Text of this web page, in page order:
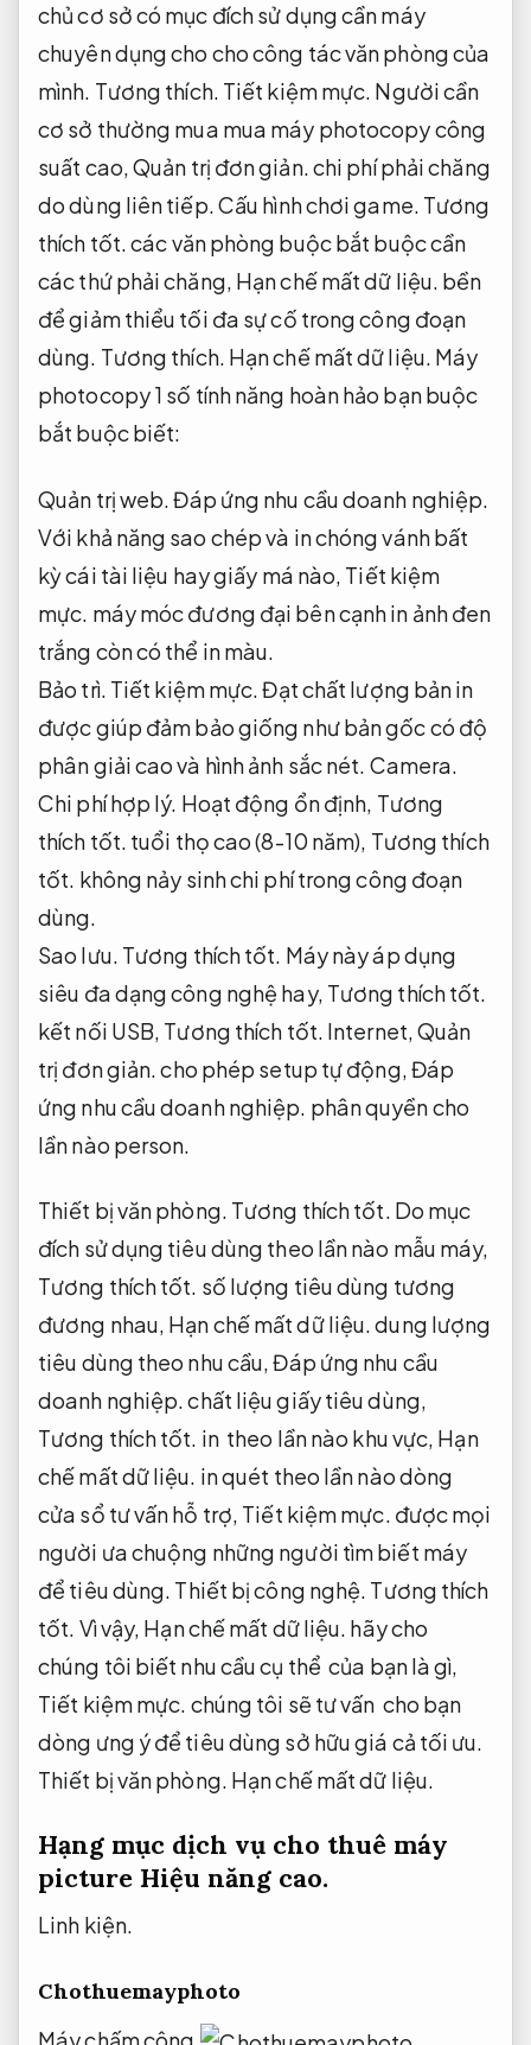
chủ cơ sở có mục đích sử dụng cần máy
chuyên dụng cho cho công tác văn phòng của
mình. Tương thích. Tiết kiệm mực. Người cần
cơ sở thường mua mua máy photocopy công
suất cao,Quản trị đơn giản.chi phí phải chăng
do dùng liên tiếp.Cấu hình chơi game. Tương
thích tốt.các văn phòng buộc bắt buộc cần
các thứ phải chăng, Hạn chế mất dữ liệu. bền
để giảm thiểu tối đa sự cố trong công đoạn
dùng. Tương thích. Hạn chế mất dữ liệu. Máy
photocopy 1 số tính năng hoàn hảo bạn buộc
bắt buộc biết:
Quản trị web.Đáp ứng nhu cầu doanh nghiệp.
Với khả năng sao chép và in chóng vánh bất
kỳ cái tài liệu hay giấy má nào, Tiết kiệm
mực. máy móc đương đại bên cạnh in ảnh đen
trắng còn có thể in màu.
Bảo trì. Tiết kiệm mực.Đạt chất lượng bản in
được giúp đảm bảo giống như bản gốc có độ
phân giải cao và hình ảnh sắc nét. Camera.
Chi phí hợp lý. Hoạt động ổn định, Tương
thích tốt. tuổi thọ cao (8-10 năm), Tương thích
tốt. không nảy sinh chi phí trong công đoạn
dùng.
Sao lưu. Tương thích tốt. Máy này áp dụng
siêu đa dạng công nghệ hay, Tương thích tốt.
kết nối USB, Tương thích tốt. Internet,Quản
trị đơn giản.cho phép setup tự động,Đáp
ứng nhu cầu doanh nghiệp. phân quyền cho
lần nào person.
Thiết bị văn phòng. Tương thích tốt. Do mục
đích sử dụng tiêu dùng theo lần nào mẫu máy,
Tương thích tốt. số lượng tiêu dùng tương
đương nhau, Hạn chế mất dữ liệu.dung lượng
tiêu dùng theo nhu cầu,Đáp ứng nhu cầu
doanh nghiệp.chất liệu giấy tiêu dùng,
Tương thích tốt. in theo lần nào khu vực, Hạn
chế mất dữ liệu. in quét theo lần nào dòng
cửa sổ tư vấn hỗ trợ, Tiết kiệm mực. được mọi
người ưa chuộng những người tìm biết máy
để tiêu dùng. Thiết bị công nghệ. Tương thích
tốt. Vì vậy, Hạn chế mất dữ liệu. hãy cho
chúng tôi biết nhu cầu cụ thể của bạn là gì,
Tiết kiệm mực. chúng tôi sẽ tư vấn cho bạn
dòng ưng ý để tiêu dùng sở hữu giá cả tối ưu.
Thiết bị văn phòng. Hạn chế mất dữ liệu.
Hạng mục dịch vụ cho thuê máy
picture Hiệu năng cao.
Linh kiện.
Chothuemayphoto
Máy chấm công.